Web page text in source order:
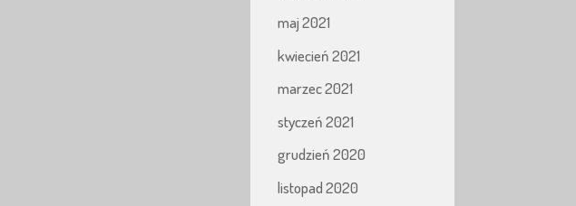
maj 2021
kwiecień 2021
marzec 2021
styczeń 2021
grudzień 2020
listopad 2020